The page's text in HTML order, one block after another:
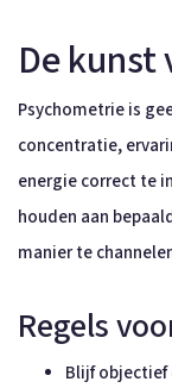
De
Psychometrie is
concentratie,
energie correct te
houden aan
manier te
Regels
Blijf